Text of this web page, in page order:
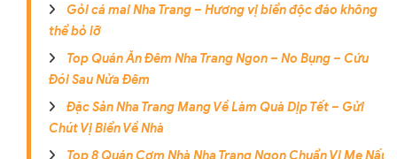
Gỏi cá mai Nha Trang – Hương vị biển độc đáo không
thể bỏ lỡ
Top Quán Ăn Đêm Nha Trang Ngon – No Bụng – Cứu
Đói Sau Nửa Đêm
Đặc Sản Nha Trang Mang Về Làm Quà Dịp Tết – Gửi
Chút Vị Biển Về Nhà
Top 8 Quán Cơm Nhà Nha Trang Ngon Chuẩn Vị Mẹ Nấu